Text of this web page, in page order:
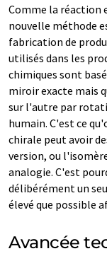
Comme la réaction
nouvelle méthode
fabrication de
utilisés dans les
chimiques sont
miroir exacte mais
sur l'autre par
humain. C'est ce
chirale peut avoir
version, ou
analogie. C'est
délibérément un
élevé que possible
Avancée